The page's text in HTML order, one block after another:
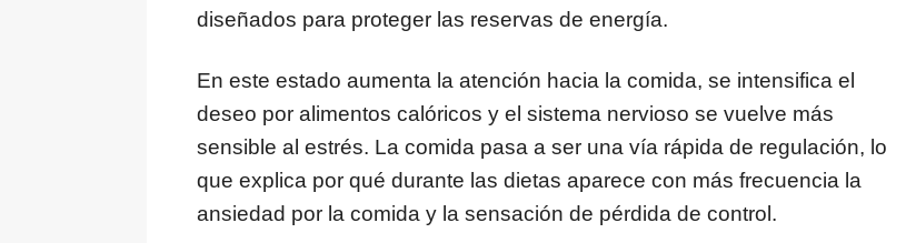
diseñados para proteger las reservas de energía.
En este estado aumenta la atención hacia la comida, se intensifica el
deseo por alimentos calóricos y el sistema nervioso se vuelve más
sensible al estrés. La comida pasa a ser una vía rápida de regulación, lo
que explica por qué durante las dietas aparece con más frecuencia la
ansiedad por la comida y la sensación de pérdida de control.